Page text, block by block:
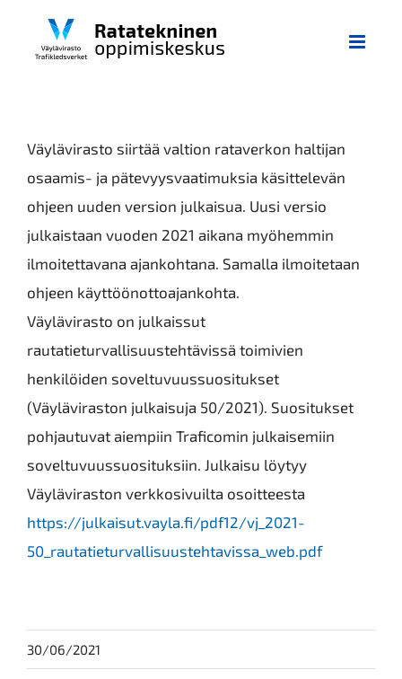
Väylävirasto siirtää valtion rataverkon haltijan
osaamis- ja pätevyysvaatimuksia käsittelevän
ohjeen uuden version julkaisua. Uusi versio
julkaistaan vuoden 2021 aikana myöhemmin
ilmoitettavana ajankohtana. Samalla ilmoitetaan
ohjeen käyttöönottoajankohta.
Väylävirasto on julkaissut
rautatieturvallisuustehtävissä toimivien
henkilöiden soveltuvuussuositukset
(Väyläviraston julkaisuja 50/2021). Suositukset
pohjautuvat aiempiin Traficomin julkaisemiin
soveltuvuussuosituksiin. Julkaisu löytyy
Väyläviraston verkkosivuilta osoitteesta
https://julkaisut.vayla.fi/pdf12/vj_2021-
50_rautatieturvallisuustehtavissa_web.pdf
30/06/2021